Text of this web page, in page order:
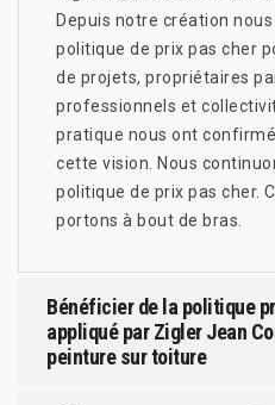
Depuis notre création
politique de prix pas cher
de projets, propriétaires
professionnels et
pratique nous ont
cette vision. Nous
politique de prix pas cher.
portons à bout de bras.
Bénéficier de la politique
appliqué par Zigler Jean
peinture sur toiture